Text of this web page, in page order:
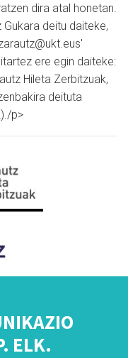
dira atal honetan.
deitu daiteke,
ere egin daiteke:
Hileta Zerbitzuak,
deituta
p>
ELK.